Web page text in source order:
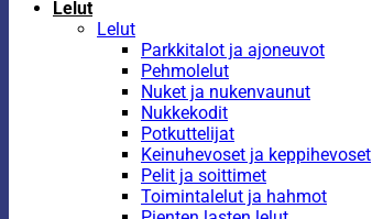
Lelut
Lelut
Parkkitalot ja ajoneuvot
Pehmolelut
Nuket ja nukenvaunut
Nukkekodit
Potkuttelijat
Keinuhevoset ja keppihevoset
Pelit ja soittimet
Toimintalelut ja hahmot